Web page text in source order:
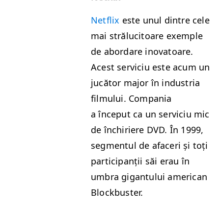
Net­flix este unul din­tre cele
mai strălu­ci­toare exem­ple
de abor­dare ino­va­toare.
Acest ser­vi­ciu este acum un
jucă­tor major în indus­tria
fil­mu­lui. Com­pa­nia
a început ca un ser­vi­ciu mic
de închiriere DVD. În 1999,
seg­men­tul de afac­eri și toți
par­tic­i­panții săi erau în
umbra gigan­tu­lui amer­i­can
Blockbuster.